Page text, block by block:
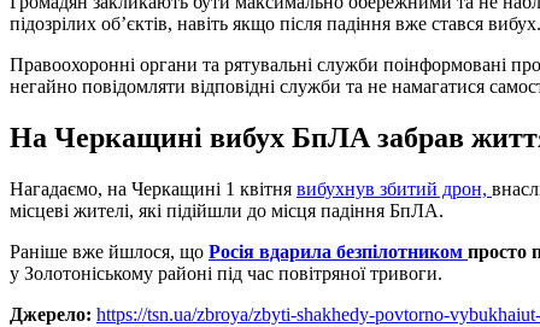
підозрілих об’єктів, навіть якщо після падіння вже стався вибух.
Правоохоронні органи та рятувальні служби поінформовані
негайно повідомляти відповідні служби та не намагатися
На Черкащині вибух БпЛА забрав
Нагадаємо, на Черкащині 1 квітня вибухнув збитий дрон,
місцеві жителі, які підійшли до місця падіння БпЛА.
Раніше вже йшлося, що Росія вдарила безпілотником просто
у Золотоніському районі під час повітряної тривоги.
Джерело: https://tsn.ua/zbroya/zbyti-shakhedy-povtorno-